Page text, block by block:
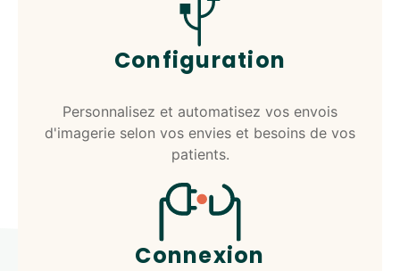
Configuration
Personnalisez et automatisez vos envois
d'imagerie selon vos envies et besoins de vos
patients.
Connexion